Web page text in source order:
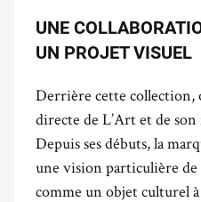
UNE
UN PROJET VISUEL
Derrière cette collection,
directe de L’Art et de
Depuis ses débuts, la
une vision particulière de
comme un objet culturel